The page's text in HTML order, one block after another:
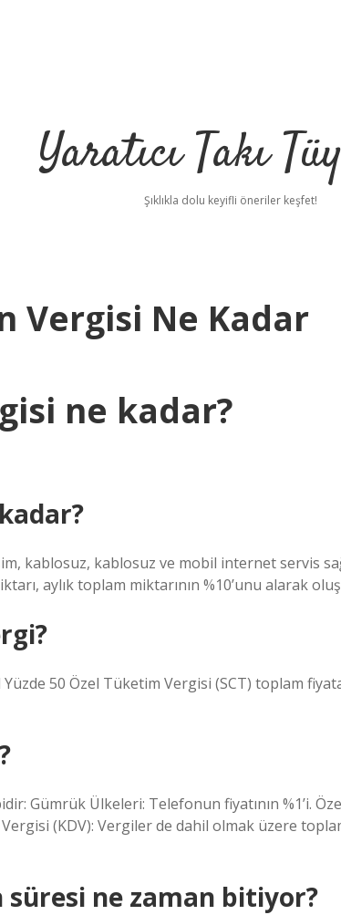
Yaratıcı Takı
Şıklıkla dolu keyifli öneriler keşfet!
Vergisi Ne Kadar
ne kadar?
kablosuz, kablosuz ve mobil internet servis
aylık toplam miktarının %10’unu alarak
50 Özel Tüketim Vergisi (SCT) toplam
Gümrük Ülkeleri: Telefonun fiyatının %1’i.
(KDV): Vergiler de dahil olmak üzere
ne zaman bitiyor?